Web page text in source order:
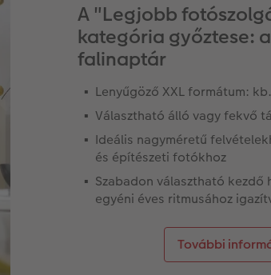
A "Legjobb
kategória győztese:
falinaptár
Lenyűgöző XXL formátum:
Választható álló vagy fekvő
Ideális nagyméretű
és építészeti fotókhoz
Szabadon választható kezdő
egyéni éves ritmusához
További